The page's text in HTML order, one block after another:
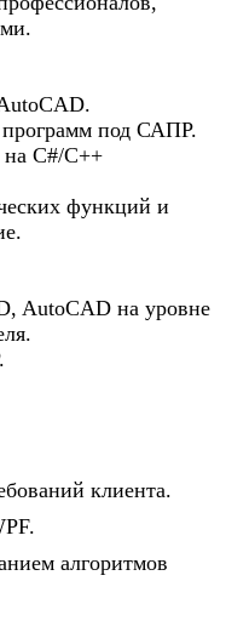
под САПР.
C#/C++
функций и
AutoCAD на уровне
клиента.
алгоритмов